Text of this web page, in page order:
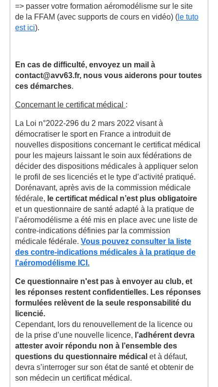
=> passer votre formation aéromodélisme sur le site
de la FFAM (avec supports de cours en vidéo) ( le tuto
est ici).
En cas de difficulté, envoyez un mail à
contact@avv63.fr, nous vous aiderons pour toutes
ces démarches.
Concernant le certificat médical :
La Loi n°2022-296 du 2 mars 2022 visant à
démocratiser le sport en France a introduit de
nouvelles dispositions concernant le certificat médical
pour les majeurs laissant le soin aux fédérations de
décider des dispositions médicales à appliquer selon
le profil de ses licenciés et le type d’activité pratiqué.
Dorénavant, après avis de la commission médicale
fédérale, le certificat médical n’est plus obligatoire
et un questionnaire de santé adapté à la pratique de
l’aéromodélisme a été mis en place avec une liste de
contre-indications définies par la commission
médicale fédérale. Vous pouvez consulter la liste
des contre-indications médicales à la pratique de
l'aéromodélisme ICI.
Ce questionnaire n'est pas à envoyer au club, et
les réponses restent confidentielles. Les réponses
formulées relèvent de la seule responsabilité du
licencié.
Cependant, lors du renouvellement de la licence ou
de la prise d’une nouvelle licence, l’adhérent devra
attester avoir répondu non à l’ensemble des
questions du questionnaire médical et à défaut,
devra s’interroger sur son état de santé et obtenir de
son médecin un certificat médical.